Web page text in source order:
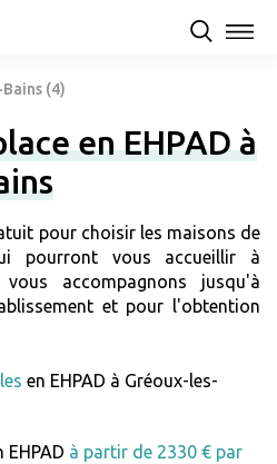
(4)
en EHPAD à
pour choisir les maisons de
pourront vous accueillir à
vous accompagnons jusqu'à
et pour l'obtention
en EHPAD à Gréoux-les-
à partir de 2330 € par